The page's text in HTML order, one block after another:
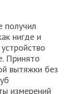
получил
нигде и
Принято
вытяжки без
измерений